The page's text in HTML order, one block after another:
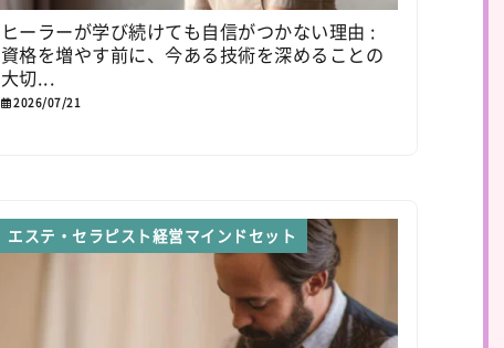
ヒーラーが学び続けても自信がつかない理由 :
資格を増やす前に、今ある技術を深めることの
大切...
2026/07/21
エステ・セラピスト経営マインドセット